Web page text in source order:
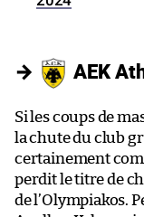
→ AEK
Si les coups de
la chute du club
certainement
perdit le titre de
de l’Olympiakos.